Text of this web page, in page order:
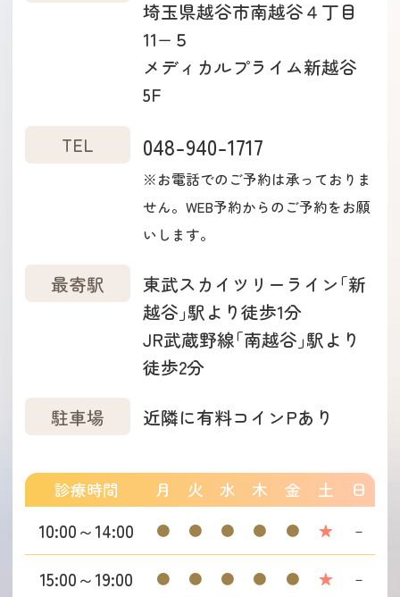
埼玉県越谷市南越谷４丁目
11−５
メディカルプライム新越谷
5F
TEL
048-940-1717
※お電話でのご予約は承っておりま
せん。WEB予約からのご予約をお願
いします。
最寄駅
東武スカイツリーライン｢新
越谷｣駅より徒歩1分
JR武蔵野線｢南越谷｣駅より
徒歩2分
駐車場
近隣に有料コインPあり
診療時間 月 火 水 木 金 土 日
10:00～14:00 ● ● ● ● ● ★ －
15:00～19:00 ● ● ● ● ● ★ －